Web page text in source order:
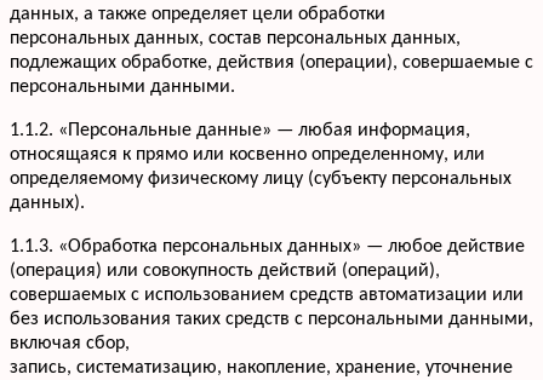
данных, а также определяет цели обработки
персональных данных, состав персональных данных,
подлежащих обработке, действия (операции), совершаемые с
персональными данными.
1.1.2. «Персональные данные» — любая информация,
относящаяся к прямо или косвенно определенному, или
определяемому физическому лицу (субъекту персональных
данных).
1.1.3. «Обработка персональных данных» — любое действие
(операция) или совокупность действий (операций),
совершаемых с использованием средств автоматизации или
без использования таких средств с персональными данными,
включая сбор,
запись, систематизацию, накопление, хранение, уточнение